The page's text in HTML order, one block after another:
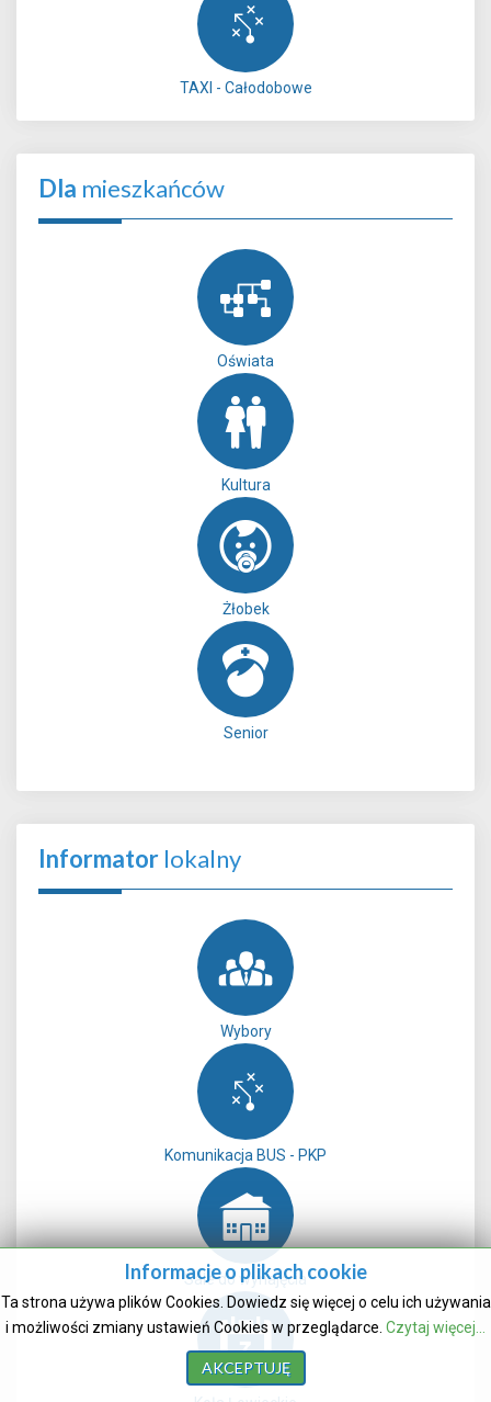
TAXI - Całodobowe
Dla mieszkańców
Oświata
Kultura
Żłobek
Senior
Informator lokalny
Wybory
Komunikacja BUS - PKP
Sale do wynajęcia
Informacje o plikach cookie
Ta strona używa plików Cookies. Dowiedz się więcej o celu ich używania
i możliwości zmiany ustawień Cookies w przeglądarce. Czytaj więcej...
AKCEPTUJĘ